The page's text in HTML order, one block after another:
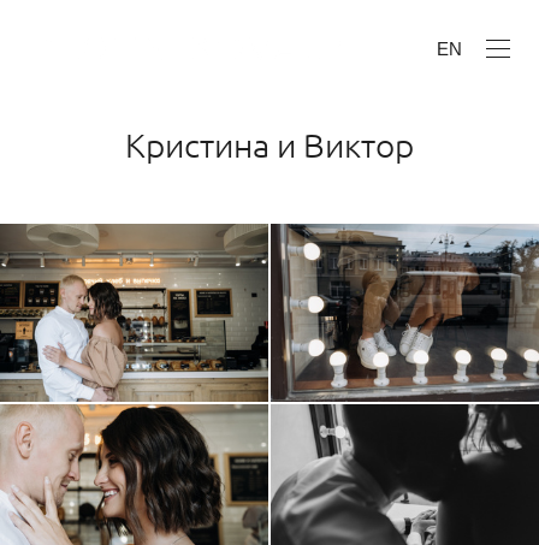
EN
Кристина и Виктор